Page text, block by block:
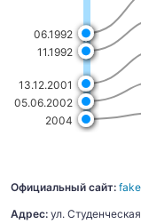
06.1992
11.1992
13.12.2001
05.06.2002
2004
Официальный сайт:
Адрес: ул.